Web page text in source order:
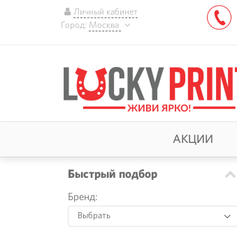
Личный кабинет
Город: Москва
АКЦИИ
Быстрый подбор
Бренд:
Выбрать